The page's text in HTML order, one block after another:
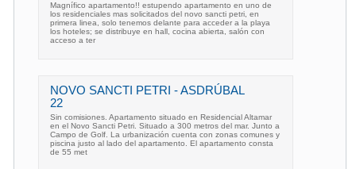
Magnífico apartamento!! estupendo apartamento en uno de
los residenciales mas solicitados del novo sancti petri, en
primera linea, solo tenemos delante para acceder a la playa
los hoteles; se distribuye en hall, cocina abierta, salón con
acceso a ter
NOVO SANCTI PETRI - ASDRÚBAL
22
Sin comisiones. Apartamento situado en Residencial Altamar
en el Novo Sancti Petri. Situado a 300 metros del mar. Junto a
Campo de Golf. La urbanización cuenta con zonas comunes y
piscina justo al lado del apartamento. El apartamento consta
de 55 met